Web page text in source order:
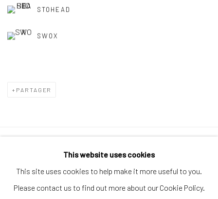
STOHEAD
SWOX
PARTAGER
Politique de confidentialité Politique d'accessibilité
This website uses cookies
This site uses cookies to help make it more useful to you.
Please contact us to find out more about our Cookie Policy.